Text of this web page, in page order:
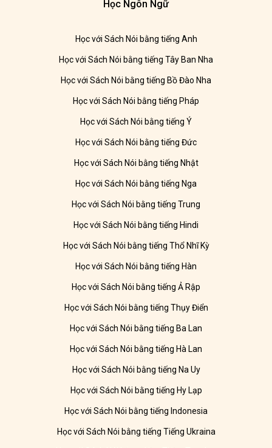
Học Ngôn Ngữ
Học với Sách Nói bằng tiếng Anh
Học với Sách Nói bằng tiếng Tây Ban Nha
Học với Sách Nói bằng tiếng Bồ Đào Nha
Học với Sách Nói bằng tiếng Pháp
Học với Sách Nói bằng tiếng Ý
Học với Sách Nói bằng tiếng Đức
Học với Sách Nói bằng tiếng Nhật
Học với Sách Nói bằng tiếng Nga
Học với Sách Nói bằng tiếng Trung
Học với Sách Nói bằng tiếng Hindi
Học với Sách Nói bằng tiếng Thổ Nhĩ Kỳ
Học với Sách Nói bằng tiếng Hàn
Học với Sách Nói bằng tiếng Ả Rập
Học với Sách Nói bằng tiếng Thụy Điển
Học với Sách Nói bằng tiếng Ba Lan
Học với Sách Nói bằng tiếng Hà Lan
Học với Sách Nói bằng tiếng Na Uy
Học với Sách Nói bằng tiếng Hy Lạp
Học với Sách Nói bằng tiếng Indonesia
Học với Sách Nói bằng tiếng Tiếng Ukraina